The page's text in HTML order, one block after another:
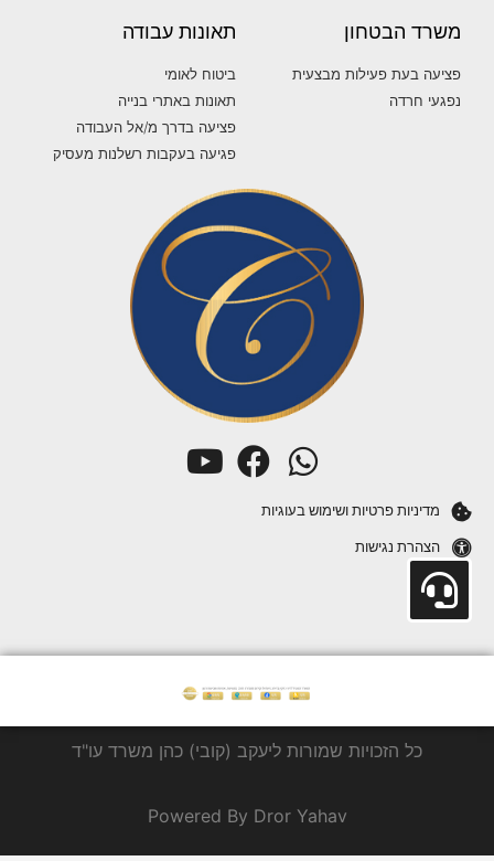
משרד הבטחון
פציעה בעת פעילות מבצעית
נפגעי חרדה
תאונות עבודה
ביטוח לאומי
תאונות באתרי בנייה
פציעה בדרך מ/אל העבודה
פגיעה בעקבות רשלנות מעסיק
מדיניות פרטיות ושימוש בעוגיות
הצהרת נגישות
כל הזכויות שמורות ליעקב (קובי) כהן משרד עו"ד
Powered By Dror Yahav